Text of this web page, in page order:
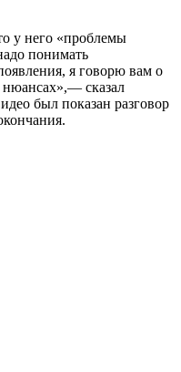
у него «проблемы
понимать
я говорю вам о
сказал
был показан разговор